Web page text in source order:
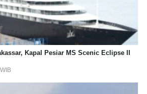
Kapal Pesiar MS Scenic Eclipse II